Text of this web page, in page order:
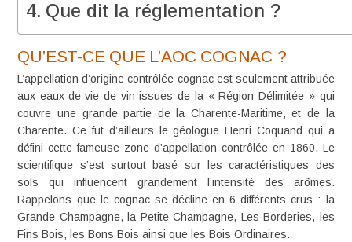
Que dit la réglementation ?
QU’EST-CE QUE L’AOC COGNAC ?
L’appellation d’origine contrôlée cognacest seulement attribuée
aux eaux-de-vie de vin issues de la « Région Délimitée » qui
couvre une grande partie de la Charente-Maritime, et de la
Charente. Ce fut d’ailleurs le géologue Henri Coquand qui a
défini cette fameuse zone d’appellation contrôlée en 1860. Le
scientifique s’est surtout basé sur les caractéristiques des
sols qui influencent grandement l’intensité des arômes.
Rappelons que le cognac se décline en6 différents crus : la
Grande Champagne, la Petite Champagne, Les Borderies, les
Fins Bois, lesBons Bois ainsi que lesBois Ordinaires.